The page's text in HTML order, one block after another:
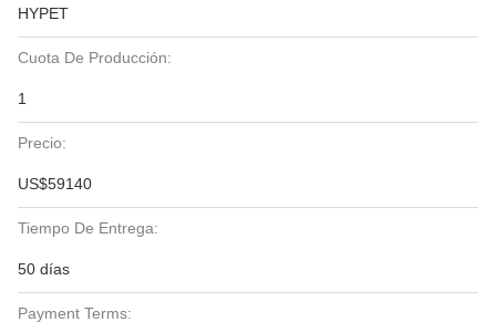
HYPET
Cuota De Producción:
1
Precio:
US$59140
Tiempo De Entrega:
50 días
Payment Terms: